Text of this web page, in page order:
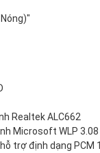
Realtek ALC662
Microsoft WLP
trợ định dạng